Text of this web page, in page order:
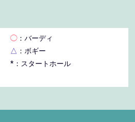
◯ ：バーディ
△ ：ボギー
*：スタートホール